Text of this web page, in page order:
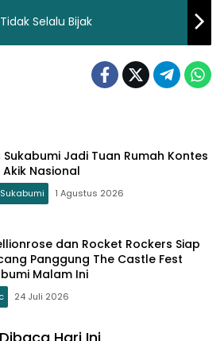
Selalu Bijak
Sukabumi Jadi Tuan Rumah Kontes
Akik Nasional
1 Agustus 2026
dan Rocket Rockers Siap
Panggung The Castle Fest
Malam Ini
24 Juli 2026